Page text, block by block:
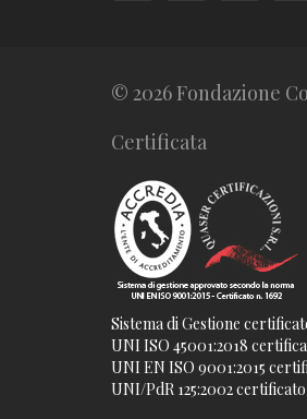
© 2026 Fondazione
Certificata
Sistema di Gestione
UNI ISO 45001:2018
UNI EN ISO 9001:2015
UNI/PdR 125:2002 certificato